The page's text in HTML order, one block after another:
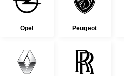
Opel Peugeot